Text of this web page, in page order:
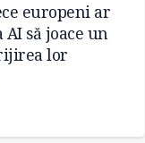
europeni ar
AI să joace un
lor